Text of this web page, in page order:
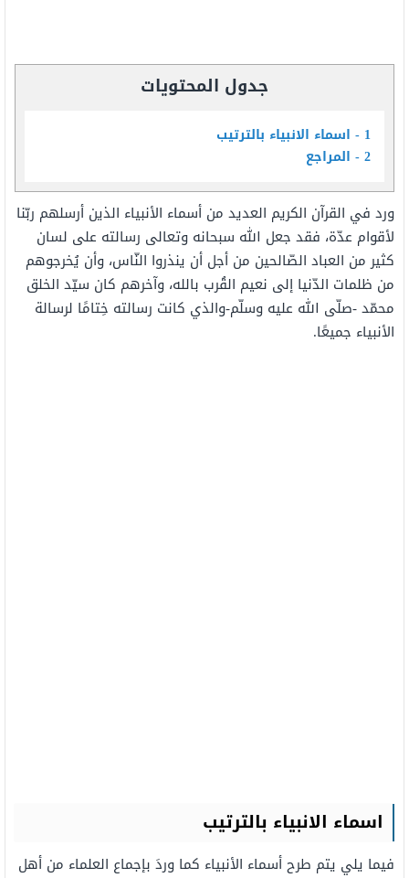
جدول المحتويات
1
اسماء الانبياء بالترتيب
2 المراجع
ورد في القرآن الكريم العديد من أسماء الأنبياء الذين أرسلهم ربّنا
لأقوام عدّة، فقد جعل الله سبحانه وتعالى رسالته على لسان
كثير من العباد الصّالحين من أجل أن ينذروا النّاس، وأن يُخرجوهم
من ظلمات الدّنيا إلى نعيم القُرب بالله، وآخرهم كان سيّد الخلق
محمّد -صلّى الله عليه وسلّم-والذي كانت رسالته خِتامًا لرسالة
الأنبياء جميعًا.
اسماء الانبياء بالترتيب
فيما يلي يتم طرح أسماء الأنبياء كما وردَ بإجماع العلماء من أهل